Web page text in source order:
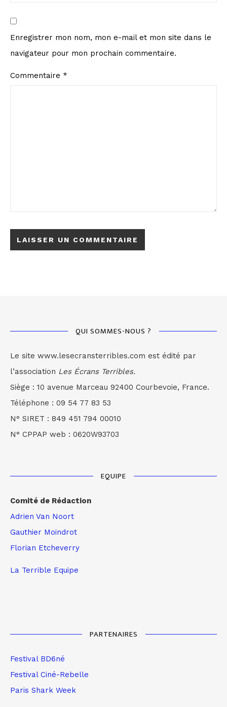
Enregistrer mon nom, mon e-mail et mon site dans le
navigateur pour mon prochain commentaire.
Commentaire *
QUI SOMMES-NOUS ?
Le site www.lesecransterribles.com est édité par
l’association Les Écrans Terribles.
Siège : 10 avenue Marceau 92400 Courbevoie, France.
Téléphone : 09 54 77 83 53
N° SIRET : 849 451 794 00010
N° CPPAP web : 0620W93703
EQUIPE
Comité de Rédaction
Adrien Van Noort
Gauthier Moindrot
Florian Etcheverry
La Terrible Equipe
PARTENAIRES
Festival BD6né
Festival Ciné-Rebelle
Paris Shark Week